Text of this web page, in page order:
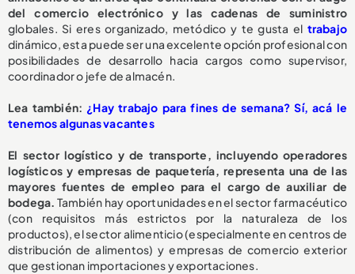
del comercio electrónico y las cadenas de suministro
globales. Si eres organizado, metódico y te gusta el trabajo
dinámico, esta puede ser una excelente opción profesional con
posibilidades de desarrollo hacia cargos como supervisor,
coordinador o jefe de almacén.
Lea también: ¿Hay trabajo para fines de semana? Sí, acá le
tenemos algunas vacantes
El sector logístico y de transporte, incluyendo operadores
logísticos y empresas de paquetería, representa una de las
mayores fuentes de empleo para el cargo de auxiliar de
bodega. También hay oportunidades en el sector farmacéutico
(con requisitos más estrictos por la naturaleza de los
productos), el sector alimenticio (especialmente en centros de
distribución de alimentos) y empresas de comercio exterior
que gestionan importaciones y exportaciones.